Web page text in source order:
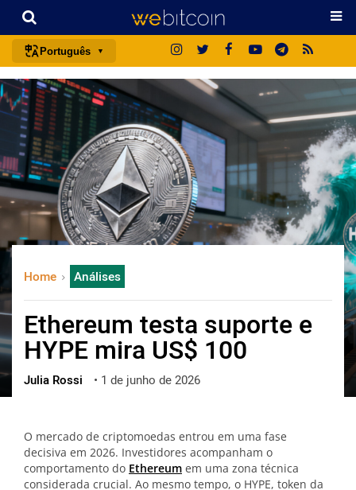
Português
português (BR)
english
español
français
italiano
deutsch
日本語
русский
العربية
ไทย
ქართული
Home Análises
Ethereum testa suporte e
HYPE mira US$ 100
Julia Rossi • 1 de junho de 2026
O mercado de criptomoedas entrou em uma fase
decisiva em 2026. Investidores acompanham o
comportamento do Ethereum em uma zona técnica
considerada crucial. Ao mesmo tempo, o HYPE, token da